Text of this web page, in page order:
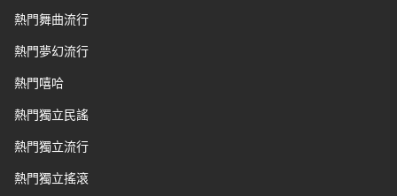
熱門舞曲流行
熱門夢幻流行
熱門嘻哈
熱門獨立民謠
熱門獨立流行
熱門獨立搖滾